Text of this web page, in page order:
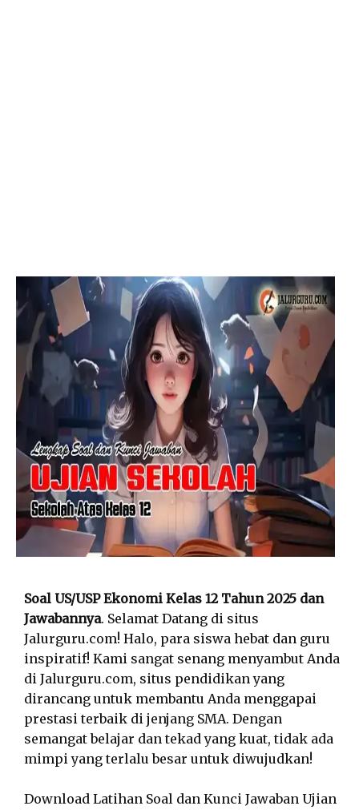
Soal US/USP Ekonomi Kelas 12 Tahun 2025 dan
Jawabannya. Selamat Datang di situs
Jalurguru.com! Halo, para siswa hebat dan guru
inspiratif! Kami sangat senang menyambut Anda
di Jalurguru.com, situs pendidikan yang
dirancang untuk membantu Anda menggapai
prestasi terbaik di jenjang SMA. Dengan
semangat belajar dan tekad yang kuat, tidak ada
mimpi yang terlalu besar untuk diwujudkan!
Download Latihan Soal dan Kunci Jawaban Ujian